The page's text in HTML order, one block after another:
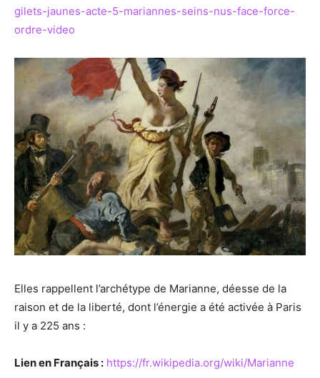
gilets-jaunes-acte-5-mariannes-seins-nus-face-force-
ordre-video
Elles rappellent l’archétype de Marianne, déesse de la
raison et de la liberté, dont l’énergie a été activée à Paris
il y a 225 ans :
Lien en Français : https://fr.wikipedia.org/wiki/Marianne